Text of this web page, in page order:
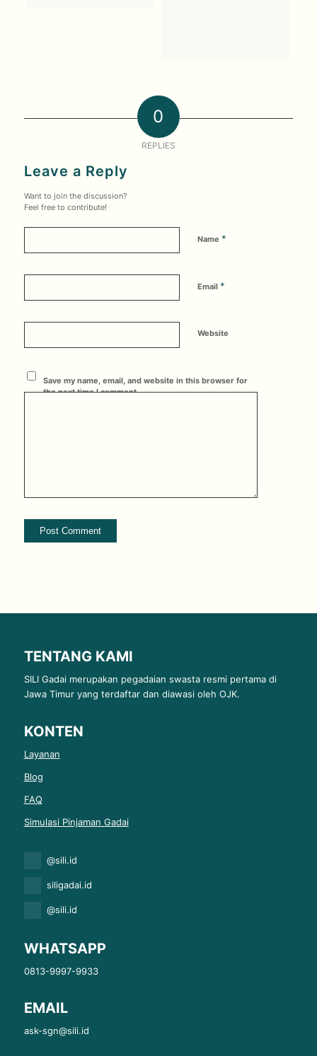
0
REPLIES
Leave a Reply
Want to join the discussion?
Feel free to contribute!
Name *
Email *
Website
Save my name, email, and website in this browser for
the next time I comment.
TENTANG KAMI
SILI Gadai merupakan pegadaian swasta resmi pertama di
Jawa Timur yang terdaftar dan diawasi oleh OJK.
KONTEN
Layanan
Blog
FAQ
Simulasi Pinjaman Gadai
@sili.id
siligadai.id
@sili.id
WHATSAPP
0813-9997-9933
EMAIL
ask-sgn@sili.id